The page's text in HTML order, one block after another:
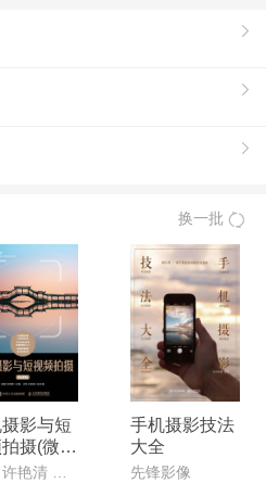
同时的代表性图片，共同呈
摄影名家团体全力造的一
呈现真实的、极具有时代色
者在阅读中重走中国60年
六十年的历史体验和印象。
摄影名家，具有收藏价值。
出生。1983年8月毕业于南
换一批
影与短
摄(微课
陈勤 许艳清 主编
手机摄影技法
大全
先锋影像